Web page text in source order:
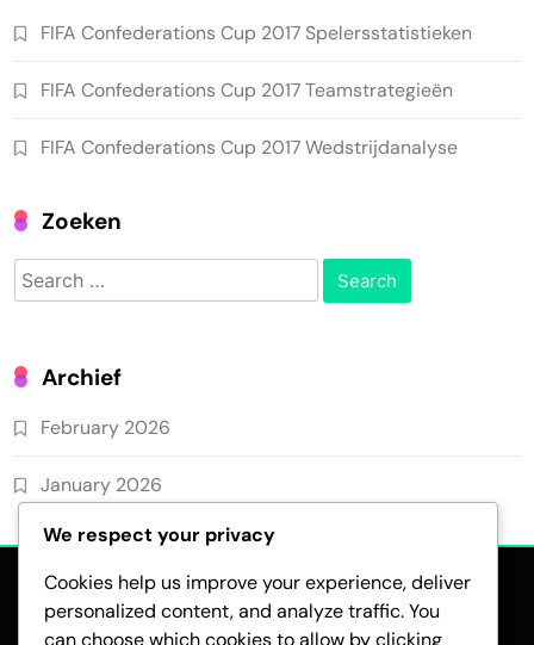
FIFA Confederations Cup 2017 Spelersstatistieken
FIFA Confederations Cup 2017 Teamstrategieën
FIFA Confederations Cup 2017 Wedstrijdanalyse
Zoeken
Search
for:
Archief
February 2026
January 2026
We respect your privacy
Cookies help us improve your experience, deliver
personalized content, and analyze traffic. You
can choose which cookies to allow by clicking